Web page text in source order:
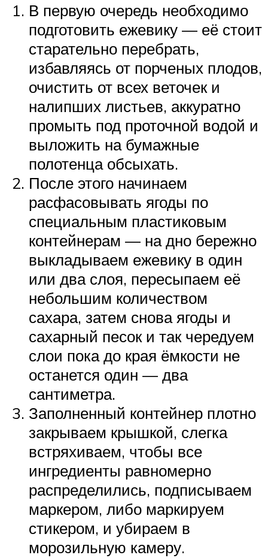
В первую очередь необходимо
подготовить ежевику — её стоит
старательно перебрать,
избавляясь от порченых плодов,
очистить от всех веточек и
налипших листьев, аккуратно
промыть под проточной водой и
выложить на бумажные
полотенца обсыхать.
После этого начинаем
расфасовывать ягоды по
специальным пластиковым
контейнерам — на дно бережно
выкладываем ежевику в один
или два слоя, пересыпаем её
небольшим количеством
сахара, затем снова ягоды и
сахарный песок и так чередуем
слои пока до края ёмкости не
останется один — два
сантиметра.
Заполненный контейнер плотно
закрываем крышкой, слегка
встряхиваем, чтобы все
ингредиенты равномерно
распределились, подписываем
маркером, либо маркируем
стикером, и убираем в
морозильную камеру.